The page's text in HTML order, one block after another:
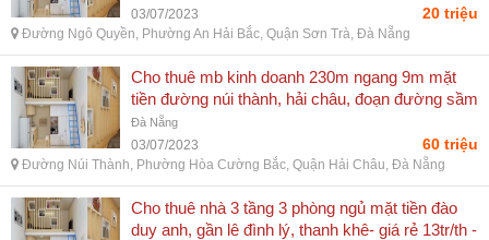
bắc, quận sơn trà, đà nẵng
03/07/2023 20 triệu
Đường Ngô Quyền, Phường An Hải Bắc, Quận Sơn Trà, Đà Nẵng
Cho thuê mb kinh doanh 230m ngang 9m mặt
tiền đường núi thành, hải châu, đoạn đường sầm
uất - đường núi thành, phường hòa cường bắc,
quận hải châu, đà nẵng
Đà Nẵng
03/07/2023 60 triệu
Đường Núi Thành, Phường Hòa Cường Bắc, Quận Hải Châu, Đà Nẵng
Cho thuê nhà 3 tầng 3 phòng ngủ mặt tiền đào
duy anh, gần lê đình lý, thanh khê- giá rẻ 13tr/th -